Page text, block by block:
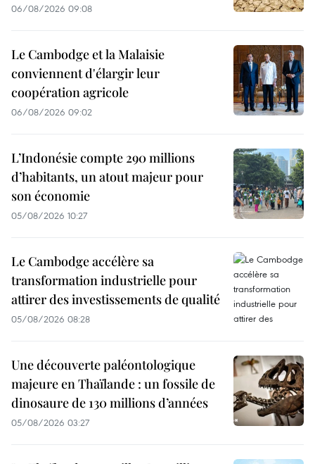
06/08/2026 09:08
Le Cambodge et la Malaisie
conviennent d'élargir leur
coopération agricole
06/08/2026 09:02
L’Indonésie compte 290 millions
d’habitants, un atout majeur pour
son économie
05/08/2026 10:27
Le Cambodge accélère sa
transformation industrielle pour
attirer des investissements de qualité
05/08/2026 08:28
Une découverte paléontologique
majeure en Thaïlande : un fossile de
dinosaure de 130 millions d’années
05/08/2026 03:27